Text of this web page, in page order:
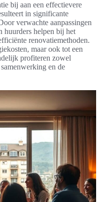
bij aan een effectievere
in significante
verwachte aanpassingen
huurders helpen bij het
renovatiemethoden.
maar ook tot een
profiteren zowel
en de